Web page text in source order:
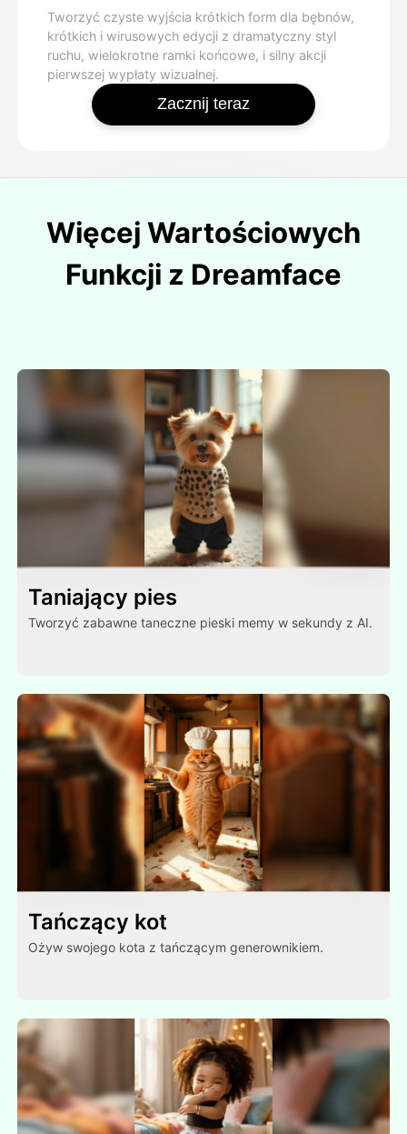
Tworzyć czyste wyjścia krótkich form dla bębnów,
krótkich i wirusowych edycji z dramatyczny styl
ruchu, wielokrotne ramki końcowe, i silny akcji
pierwszej wypłaty wizualnej.
Zacznij teraz
Więcej Wartościowych
Funkcji z Dreamface
Taniający pies
Tworzyć zabawne taneczne pieski memy w sekundy z AI.
Tańczący kot
Ożyw swojego kota z tańczącym generownikiem.